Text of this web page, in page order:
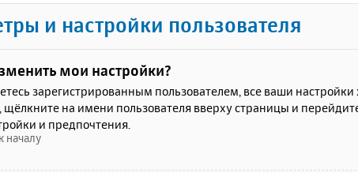
и настройки пользователя
мои настройки?
зарегистрированным пользователем, все ваши
щёлкните на имени пользователя вверху страницы и
и предпочтения.
началу